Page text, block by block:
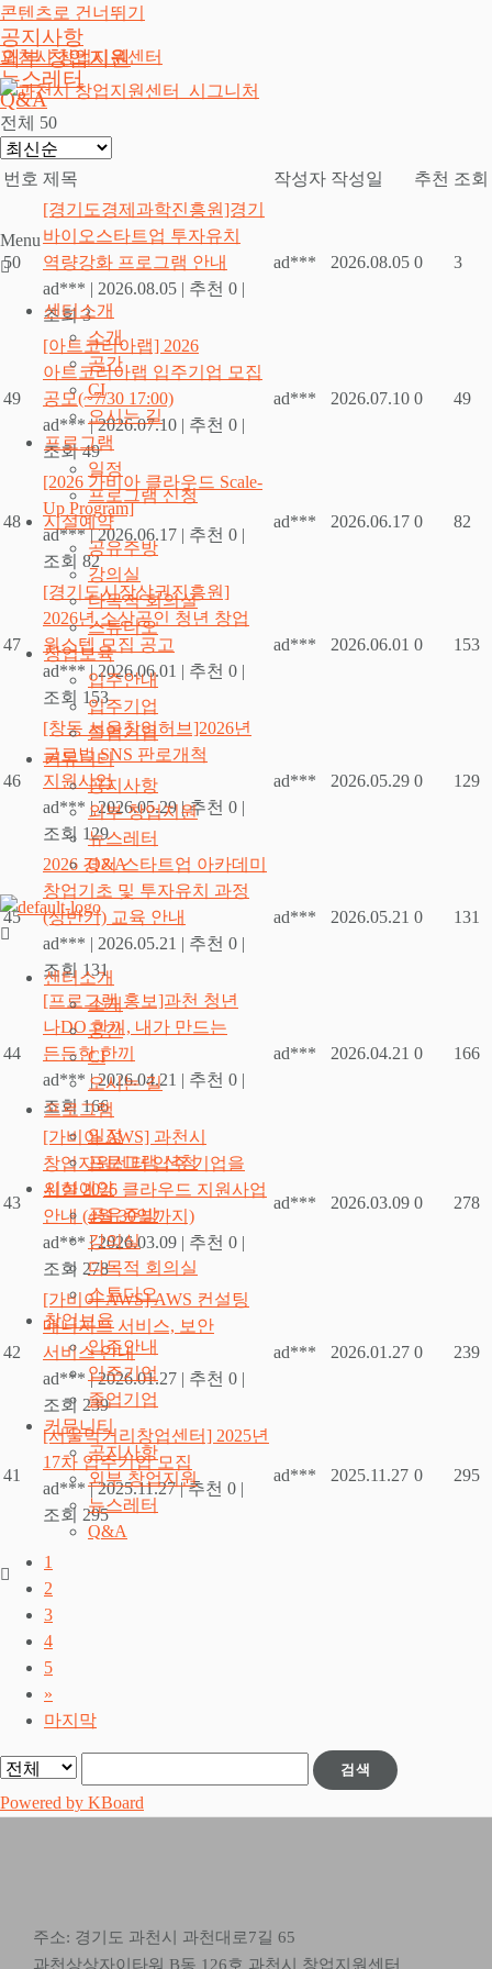
콘텐츠로 건너뛰기
과천시 창업지원센터
Menu
센터소개
소개
공간
CI
오시는 길
프로그램
일정
프로그램 신청
시설예약
공유주방
강의실
다목적 회의실
스튜디오
창업보육
입주안내
입주기업
졸업기업
커뮤니티
공지사항
외부 창업지원
뉴스레터
Q&A
센터소개
소개
공간
CI
오시는 길
프로그램
일정
프로그램 신청
시설예약
공유주방
강의실
다목적 회의실
스튜디오
창업보육
입주안내
입주기업
졸업기업
커뮤니티
공지사항
외부 창업지원
뉴스레터
Q&A
공지사항
외부 창업지원
뉴스레터
Q&A
전체 50
번호 제목 작성자 작성일 추천 조회
50
[경기도경제과학진흥원]경기
바이오스타트업 투자유치
역량강화 프로그램 안내
ad*** | 2026.08.05 | 추천 0 |
조회 3
ad*** 2026.08.05 0 3
49
[아트코리아랩] 2026
아트코리아랩 입주기업 모집
공모(~7/30 17:00)
ad*** | 2026.07.10 | 추천 0 |
조회 49
ad*** 2026.07.10 0 49
48
[2026 가비아 클라우드 Scale-
Up Program]
ad*** | 2026.06.17 | 추천 0 |
조회 82
ad*** 2026.06.17 0 82
47
[경기도시장상권진흥원]
2026년 소상공인 청년 창업
원스텝 모집 공고
ad*** | 2026.06.01 | 추천 0 |
조회 153
ad*** 2026.06.01 0 153
46
[창동 서울창업허브]2026년
글로벌 SNS 판로개척
지원사업
ad*** | 2026.05.29 | 추천 0 |
조회 129
ad*** 2026.05.29 0 129
45
2026 경기 스타트업 아카데미
창업기초 및 투자유치 과정
(상반기) 교육 안내
ad*** | 2026.05.21 | 추천 0 |
조회 131
ad*** 2026.05.21 0 131
44
[프로그램 홍보]과천 청년
나DO 한끼, 내가 만드는
든든한 한끼
ad*** | 2026.04.21 | 추천 0 |
조회 166
ad*** 2026.04.21 0 166
43
[가비아 AWS] 과천시
창업지원센터 입주 기업을
위한 2026 클라우드 지원사업
안내 (4월 30일까지)
ad*** | 2026.03.09 | 추천 0 |
조회 278
ad*** 2026.03.09 0 278
42
[가비아 AWS] AWS 컨설팅
매니지드 서비스, 보안
서비스 안내
ad*** | 2026.01.27 | 추천 0 |
조회 239
ad*** 2026.01.27 0 239
41
[서울먹거리창업센터] 2025년
17차 입주기업 모집
ad*** | 2025.11.27 | 추천 0 |
조회 295
ad*** 2025.11.27 0 295
1
2
3
4
5
»
마지막
검색
Powered by KBoard
주소: 경기도 과천시 과천대로7길 65
과천상상자이타워 B동 126호 과천시 창업지원센터